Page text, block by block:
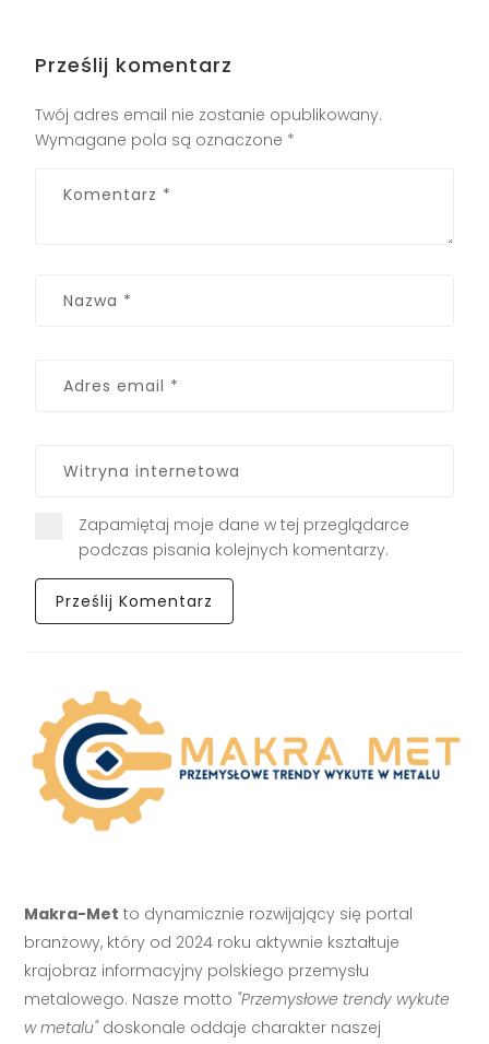
Prześlij komentarz
Twój adres email nie zostanie opublikowany.
Wymagane pola są oznaczone *
Zapamiętaj moje dane w tej przeglądarce
podczas pisania kolejnych komentarzy.
Makra-Met to dynamicznie rozwijający się portal
branżowy, który od 2024 roku aktywnie kształtuje
krajobraz informacyjny polskiego przemysłu
metalowego. Nasze motto "Przemysłowe trendy wykute
w metalu"doskonale oddaje charakter naszej